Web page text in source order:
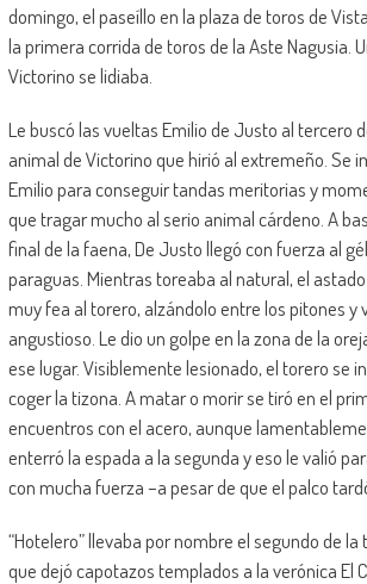
domingo, el paseíllo en la plaza de toros de
la primera corrida de toros de la Aste Nagusia.
Victorino se lidiaba.
Le buscó las vueltas Emilio de Justo al tercero
animal de Victorino que hirió al extremeño. Se
Emilio para conseguir tandas meritorias y
que tragar mucho al serio animal cárdeno. A
final de la faena, De Justo llegó con fuerza al
paraguas. Mientras toreaba al natural, el
muy fea al torero, alzándolo entre los pitones y
angustioso. Le dio un golpe en la zona de la
ese lugar. Visiblemente lesionado, el torero se
coger la tizona. A matar o morir se tiró en el
encuentros con el acero, aunque
enterró la espada a la segunda y eso le valió
con mucha fuerza –a pesar de que el palco
“Hotelero” llevaba por nombre el segundo de la
que dejó capotazos templados a la verónica El